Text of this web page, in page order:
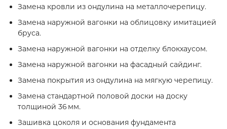
Замена кровли из ондулина на металлочерепицу.
Замена наружной вагонки на облицовку имитацией
бруса.
Замена наружной вагонки на отделку блокхаусом.
Замена наружной вагонки на фасадный сайдинг.
Замена покрытия из ондулина на мягкую черепицу.
Замена стандартной половой доски на доску
толщиной 36 мм.
Зашивка цоколя и основания фундамента